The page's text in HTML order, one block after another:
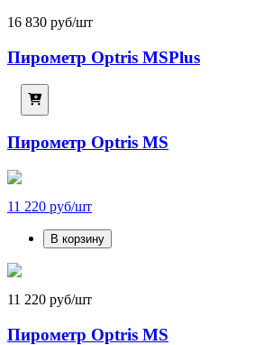
16 830 руб/шт
Пирометр Optris MSPlus
Пирометр Optris MS
11 220 руб/шт
В корзину
11 220 руб/шт
Пирометр Optris MS